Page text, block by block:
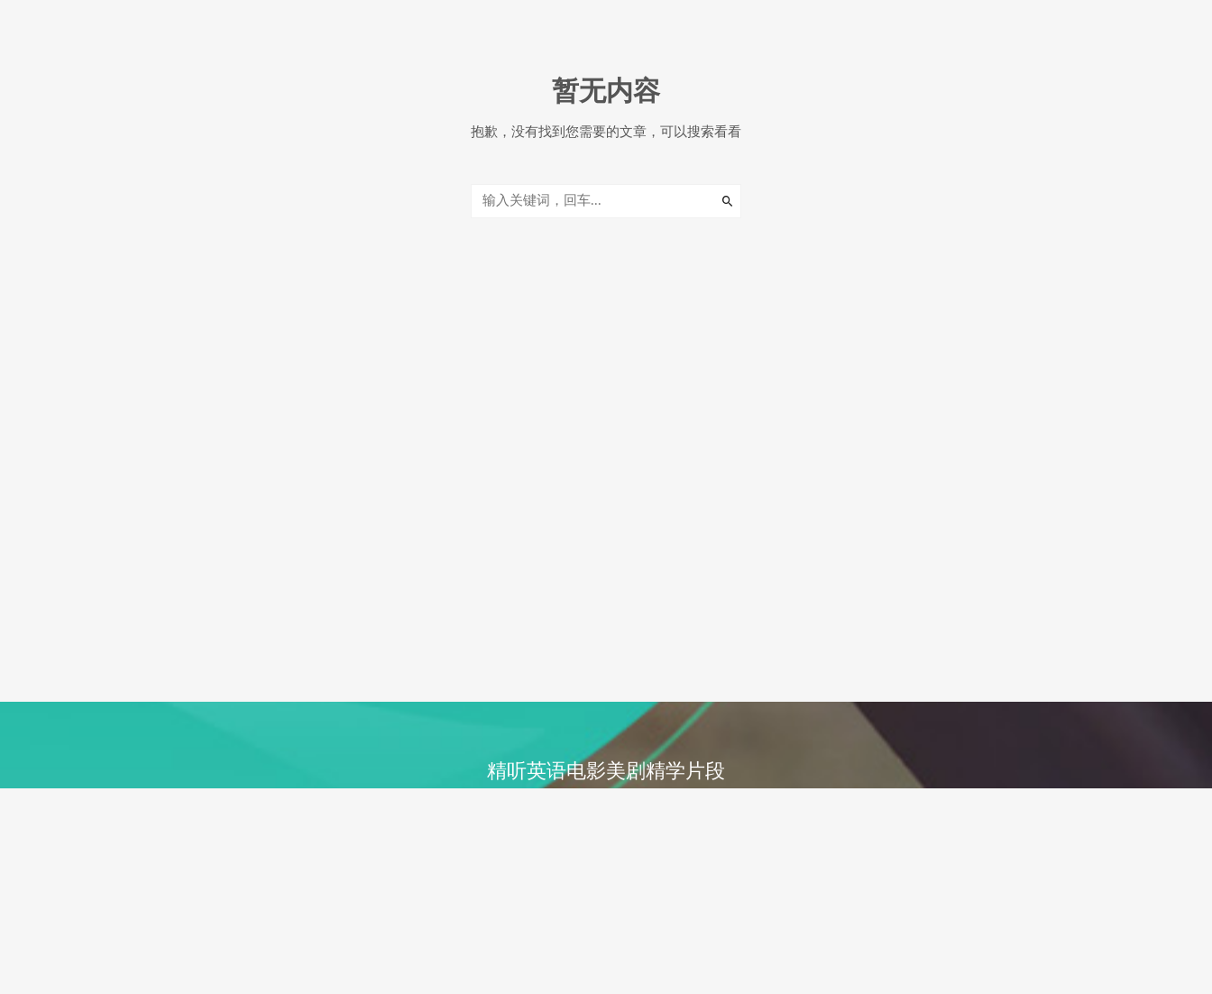
暂无内容
抱歉，没有找到您需要的文章，可以搜索看看
精听英语电影美剧精学片段